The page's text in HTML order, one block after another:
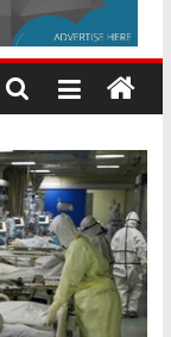
درب..
وتبقى
هي